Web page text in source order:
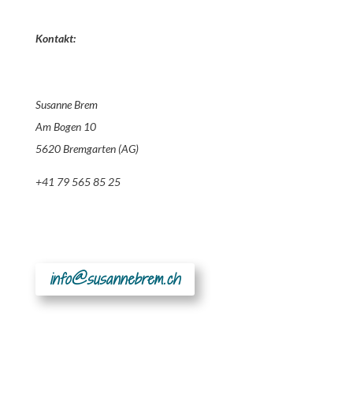
Kontakt:
Susanne Brem
Am Bogen 10
5620 Bremgarten (AG)
+41 79 565 85 25
info@susannebrem.ch